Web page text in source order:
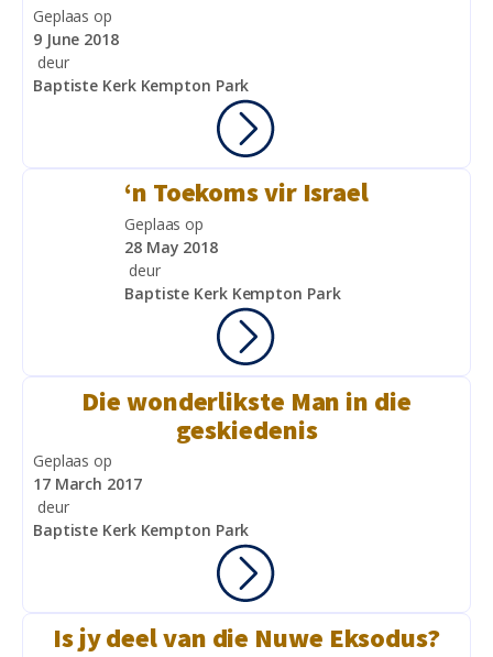
Geplaas op
9 June 2018
deur
Baptiste Kerk Kempton Park
‘n Toekoms vir Israel
Geplaas op
28 May 2018
deur
Baptiste Kerk Kempton Park
Die wonderlikste Man in die
geskiedenis
Geplaas op
17 March 2017
deur
Baptiste Kerk Kempton Park
Is jy deel van die Nuwe Eksodus?